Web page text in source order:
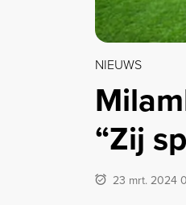
NIEUWS
“Zij
23 mrt. 2024